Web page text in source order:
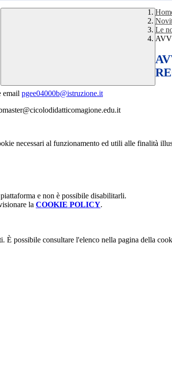
Le
email pgee04000b@istruzione.it
necessari al funzionamento ed utili alle finalità
e non è possibile disabilitarli.
la COOKIE POLICY.
È possibile consultare l'elenco nella pagina della